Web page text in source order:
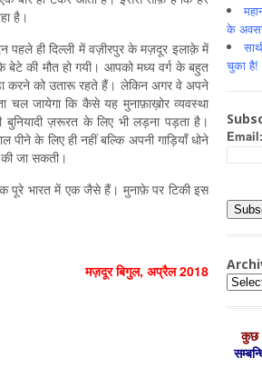
है।
ही दिल्ली में वज़ीरपुर के मज़दूर इलाक़े में
की मौत हो गयी। आपको मध्य वर्ग के बहुत
करने को उतारू रहते हैं। लेकिन अगर वे अपने
चल जायेगा कि कैसे यह मुनाफ़ाख़ोर व्यवस्था
बुनियादी ज़रूरत के लिए भी लड़ना पड़ता है।
के लिए ही नहीं बल्कि अपनी गाड़ियाँ धोने
जा सकती।
पूरे भारत में एक जैसे हैं। मुनाफ़े पर टिकी इस
मज़दूर बिगुल, अप्रैल 2018
के
चुका है!
Email:
कुछ